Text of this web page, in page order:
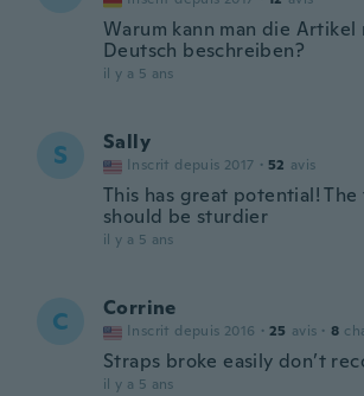
Warum kann man die Artikel
Deutsch beschreiben?
il y a 5 ans
S Sally
Inscrit depuis 2017 · 52 avis
This has great potential!
should be sturdier
il y a 5 ans
C Corrine
Inscrit depuis 2016 · 25 avis · 8
Straps broke easily don’t
il y a 5 ans